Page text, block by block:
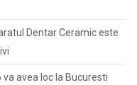
Dentar Ceramic este
avea loc la Bucuresti